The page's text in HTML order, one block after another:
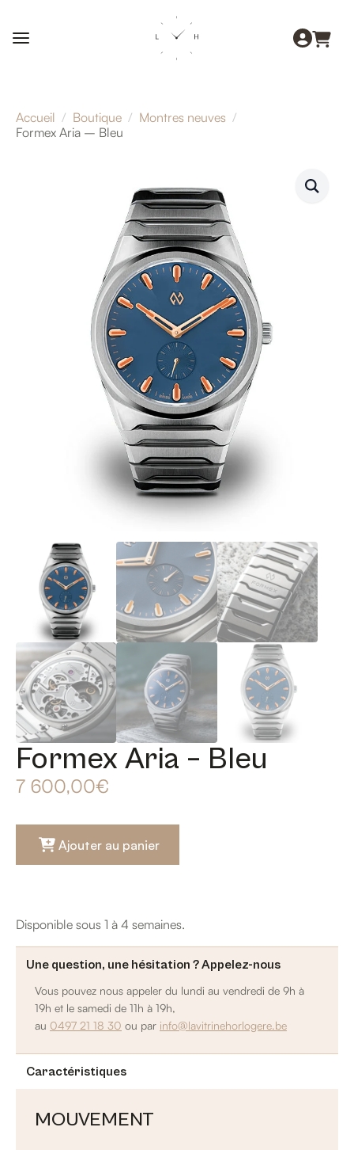
Accueil Boutique
Montres neuves
Formex Aria – Bleu
Formex Aria – Bleu
7 600,00€
Ajouter au panier
Disponible sous 1 à 4 semaines.
Une question, une hésitation ? Appelez-nous
Vous pouvez nous appeler du lundi au vendredi de 9h à
19h et le samedi de 11h à 19h,
au 0497 21 18 30 ou par info@lavitrinehorlogere.be
Caractéristiques
MOUVEMENT